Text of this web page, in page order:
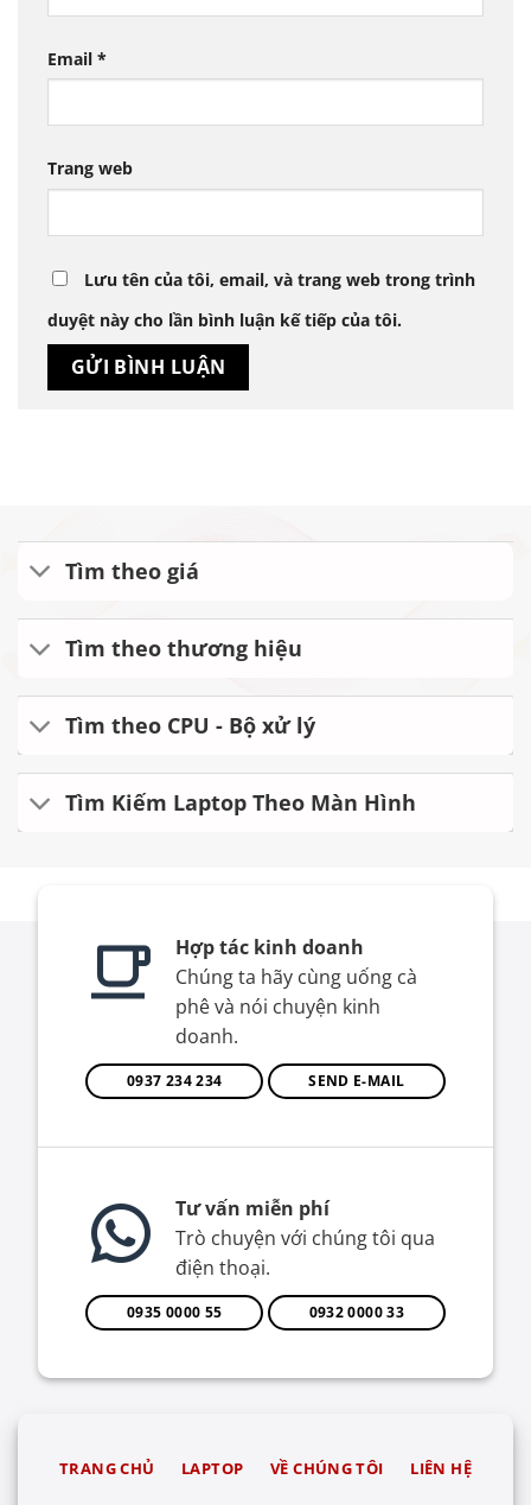
Email *
Trang web
Lưu tên của tôi, email, và trang web trong trình
duyệt này cho lần bình luận kế tiếp của tôi.
Tìm theo giá
Tìm theo thương hiệu
Tìm theo CPU - Bộ xử lý
Tìm Kiếm Laptop Theo Màn Hình
Hợp tác kinh doanh
Chúng ta hãy cùng uống cà
phê và nói chuyện kinh
doanh.
0937 234 234 SEND E-MAIL
Tư vấn miễn phí
Trò chuyện với chúng tôi qua
điện thoại.
0935 0000 55 0932 0000 33
TRANG CHỦ LAPTOP VỀ CHÚNG TÔI LIÊN HỆ